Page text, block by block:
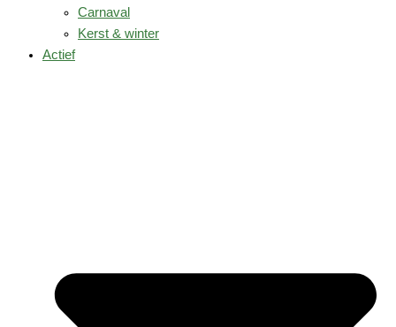
Carnaval
Kerst & winter
Actief